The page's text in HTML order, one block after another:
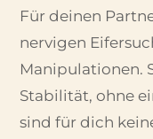
Für deinen
nervigen
Manipulationen.
Stabilität, ohne
sind für dich